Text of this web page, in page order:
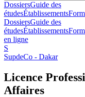
DossiersGuide des
étudesÉtablissements
DossiersGuide des
étudesÉtablissements
en ligne
S
SupdeCo - Dakar
Licence
Affaires